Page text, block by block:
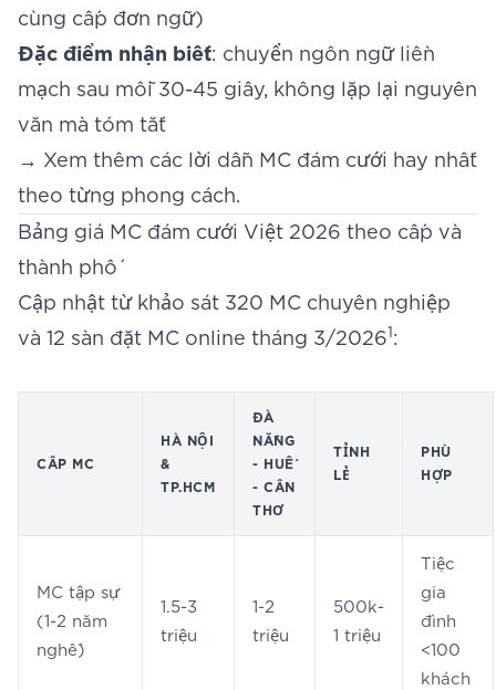
cùng cấp đơn ngữ)
Đặc điểm nhận biết: chuyển ngôn ngữ liền
mạch sau mỗi 30-45 giây, không lặp lại nguyên
văn mà tóm tắt
→ Xem thêm các lời dẫn MC đám cưới hay nhất
theo từng phong cách.
Bảng giá MC đám cưới Việt 2026 theo cấp và
thành phố
Cập nhật từ khảo sát 320 MC chuyên nghiệp
và 12 sàn đặt MC online tháng 3/20261:
CẤP MC
HÀ NỘI
&
TP.HCM
ĐÀ
NẴNG
- HUẾ
- CẦN
THƠ
TỈNH
LẺ
PHÙ
HỢP
MC tập sự
(1-2 năm
nghề)
1.5-3
triệu
1-2
triệu
500k-
1 triệu
Tiệc
gia
đình
<100
khách